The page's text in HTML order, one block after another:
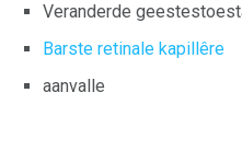
Veranderde
Barste retinale kapillêre
aanvalle